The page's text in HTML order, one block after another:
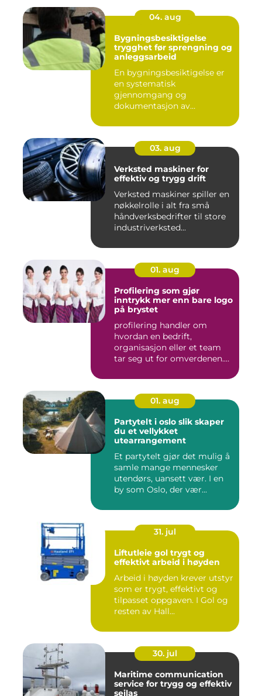
04. aug
Bygningsbesiktigelse
trygghet før sprengning og
anleggsarbeid
En bygningsbesiktigelse er
en systematisk
gjennomgang og
dokumentasjon av
konstruksjone...
03. aug
Verksted maskiner for
effektiv og trygg drift
Verksted maskiner spiller en
nøkkelrolle i alt fra små
håndverksbedrifter til store
industriverksted...
01. aug
Profilering som gjør
inntrykk mer enn bare logo
på brystet
profilering handler om
hvordan en bedrift,
organisasjon eller et team
tar seg ut for omverdenen.
01. aug
Partytelt i oslo slik skaper
du et vellykket
utearrangement
Et partytelt gjør det mulig å
samle mange mennesker
utendørs, uansett vær. I en
by som Oslo, der vær...
31. jul
Liftutleie gol trygt og
effektivt arbeid i høyden
Arbeid i høyden krever utstyr
som er trygt, effektivt og
tilpasset oppgaven. I Gol og
resten av Hall...
30. jul
Maritime communication
service for trygg og effektiv
seilas